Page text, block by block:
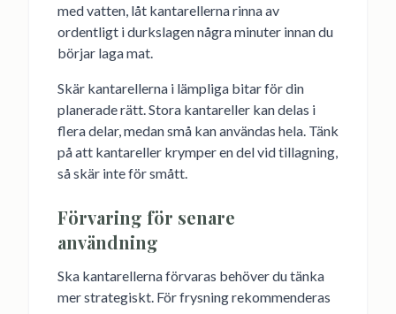
med vatten, låt kantarellerna rinna av
ordentligt i durkslagen några minuter innan du
börjar laga mat.
Skär kantarellerna i lämpliga bitar för din
planerade rätt. Stora kantareller kan delas i
flera delar, medan små kan användas hela. Tänk
på att kantareller krymper en del vid tillagning,
så skär inte för smått.
Förvaring för senare
användning
Ska kantarellerna förvaras behöver du tänka
mer strategiskt. För frysning rekommenderas